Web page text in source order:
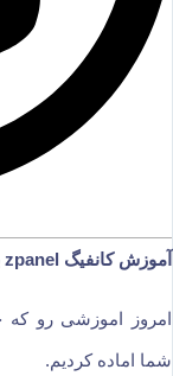
آموزش کانفیگ zpanel با وارنیش کش
امروز اموزشی رو که
شما اماده کردیم.